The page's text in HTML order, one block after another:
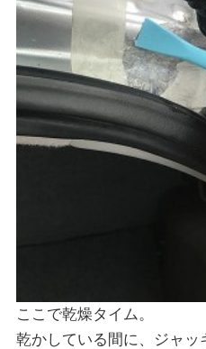
ここで乾燥タイム。
乾かしている間に、ジャ